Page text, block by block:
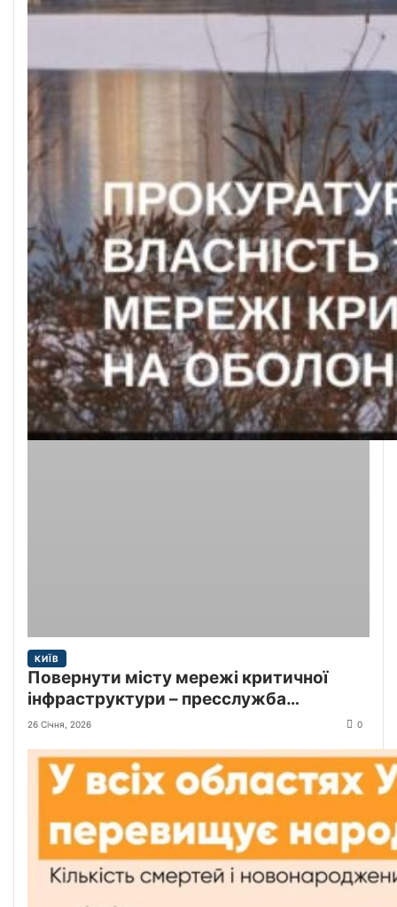
КИЇВ
Повернути місту мережі критичної
інфраструктури – пресслужба
Київської міської прокуратури
26 Січня, 2026 0